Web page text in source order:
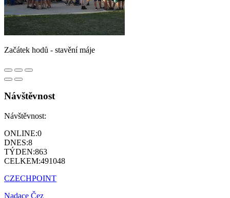
Začátek hodů - stavění máje
Návštěvnost
Návštěvnost:
ONLINE:0
DNES:8
TÝDEN:863
CELKEM:491048
CZECHPOINT
Nadace Čez